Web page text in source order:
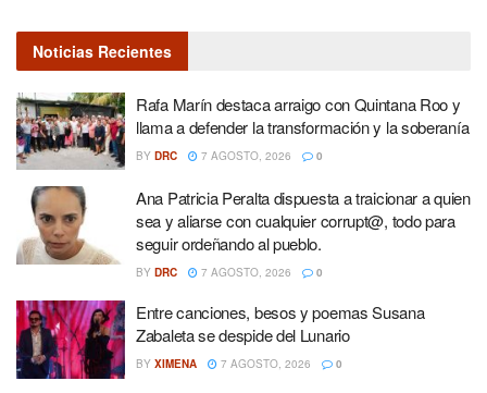
Noticias Recientes
Rafa Marín destaca arraigo con Quintana Roo y
llama a defender la transformación y la soberanía
BY DRC 7 AGOSTO, 2026 0
Ana Patricia Peralta dispuesta a traicionar a quien
sea y aliarse con cualquier corrupt@, todo para
seguir ordeñando al pueblo.
BY DRC 7 AGOSTO, 2026 0
Entre canciones, besos y poemas Susana
Zabaleta se despide del Lunario
BY XIMENA 7 AGOSTO, 2026 0